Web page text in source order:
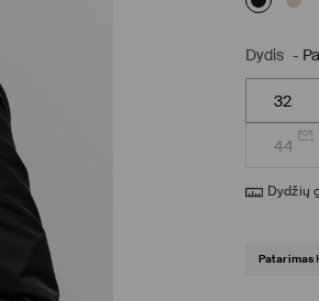
Dydis -
32
44
Dydžių
Patarimas